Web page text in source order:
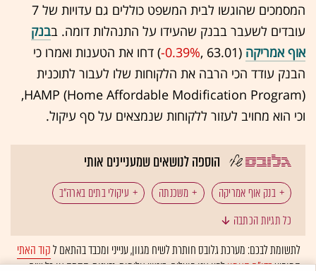
המסמכים שהוגשו לבית המשפט כוללים גם עדויות של 7
עובדים לשעבר בבנק שהעידו על התנהלות דומה. בבנק
אוף אמריקה (63.01 ,‎
-0.39%‏) דחו את הטענות ואמרו כי
הבנק עודד הכי הרבה את הלקוחות שלו לעבור לתוכנית
HAMP (Home Affordable Modification Program),
וכי הוא מחויב לעזור ללקוחות שנמצאים על סף עיקול.
הוספה לנושאים שמעניינים אותי
בנק אוף אמריקה משכנתה עיקולי בתים בארה"ב
עיקולים
כל תגיות הכתבה
לתשומת לבכם: מערכת גלובס חותרת לשיח מגוון, ענייני ומכבד בהתאם לקוד האתי
המופיעבדו"ח האמוןלפיו אנו פועלים. ביטויי אלימות, גזענות, הסתה או כל שיח